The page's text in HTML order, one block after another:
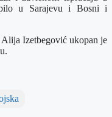
u Sarajevu i Bosni i
Izetbegović ukopan je